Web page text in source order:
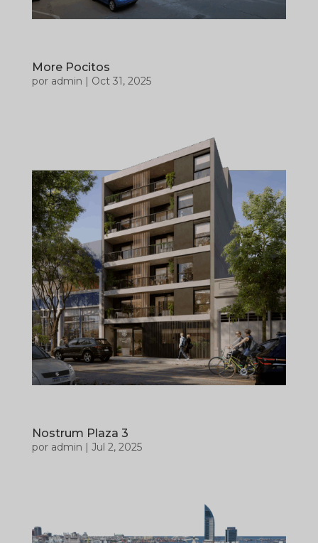
More Pocitos
por admin | Oct 31, 2025
Nostrum Plaza 3
por admin | Jul 2, 2025